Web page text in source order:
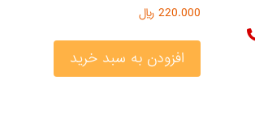
220.000 ﷼
افزودن به سبد خرید